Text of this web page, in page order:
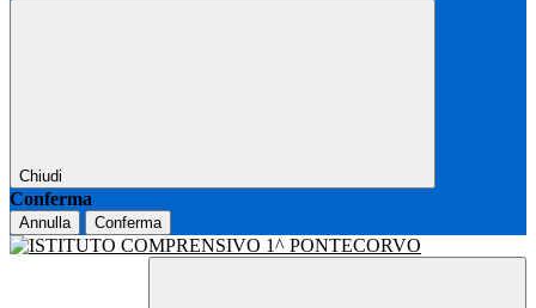
Chiudi
Conferma
Annulla Conferma